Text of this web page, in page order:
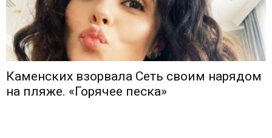
Каменских взорвала Сеть своим нарядом
на пляже. «Горячее песка»